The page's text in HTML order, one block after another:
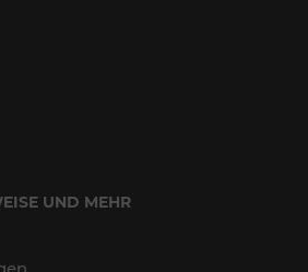
UND MEHR